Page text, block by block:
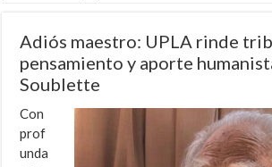
Adiós maestro: UPLA rinde
pensamiento y aporte
Soublette
Con
prof
unda